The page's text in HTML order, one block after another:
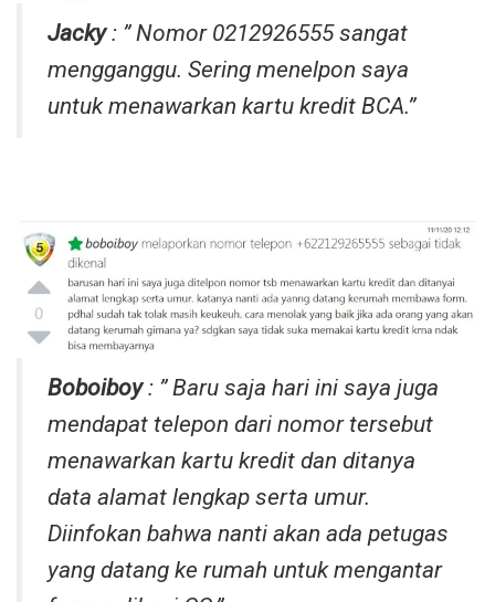
Jacky: ” Nomor 0212926555 sangat
mengganggu. Sering menelpon saya
untuk menawarkan kartu kredit BCA.”
Boboiboy: ” Baru saja hari ini saya juga
mendapat telepon dari nomor tersebut
menawarkan kartu kredit dan ditanya
data alamat lengkap serta umur.
Diinfokan bahwa nanti akan ada petugas
yang datang ke rumah untuk mengantar